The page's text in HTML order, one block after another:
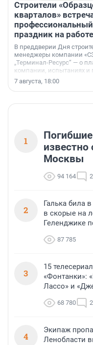
Строители
кварталов»
профессиональный
праздник на работе
В преддверии Дня
менеджеры компании
„Терминал-Ресурс“ — о
компании, испытаниях и
осторожного оптимизма.
7 августа, 18:00
1
известно
Москвы
94 164
2
Галька била
в скорые на
Геленджике
87 785
3
15
«Фонтанки»:
Лассо» и
68 780
4
Экипаж
Ленобласти